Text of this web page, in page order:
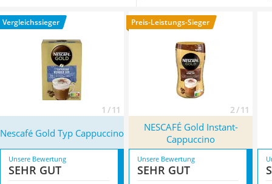
Erythrit
Müsli ohne Zuckerzusatz
längeren Zeitraum vor. Überzeugt hat uns hier im August
2026 besonders das Modell
Nescafé Gold Typ Cappuccino
mit seinen Eigenschaften.
Vergleichssieger
1 / 11
Preis-Leistungs-Sieger
2 / 11
Nescafé Gold Typ Cappuccino
NESCAFÉ Gold Instant-
Cappuccino
Unsere Bewertung
SEHR GUT
Unsere Bewertung
SEHR GUT